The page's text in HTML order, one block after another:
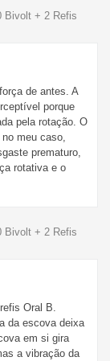
Bivolt + 2 Refis
de antes. A
porque
pela rotação. O
meu caso,
prematuro,
rotativa e o
Bivolt + 2 Refis
Oral B.
da escova deixa
em si gira
a vibração da